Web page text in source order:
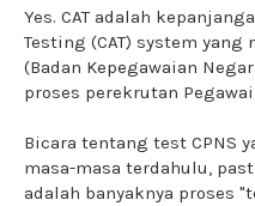
Yes. CAT adalah
Testing (CAT) system
(Badan Kepegawaian
proses perekrutan
Bicara tentang test CPNS
masa-masa terdahulu,
adalah banyaknya proses